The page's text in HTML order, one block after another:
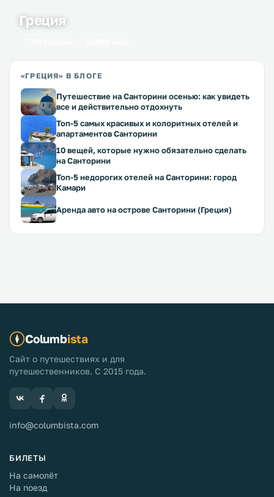
Греция
«ГРЕЦИЯ» В БЛОГЕ
Путешествие на Санторини осенью: как увидеть
все и действительно отдохнуть
Топ-5 самых красивых и колоритных отелей и
апартаментов Санторини
10 вещей, которые нужно обязательно сделать
на Санторини
Топ-5 недорогих отелей на Санторини: город
Камари
Аренда авто на острове Санторини (Греция)
Columbista
Сайт о путешествиях и для
путешественников. С 2015 года.
info@columbista.com
БИЛЕТЫ
На самолёт
На поезд